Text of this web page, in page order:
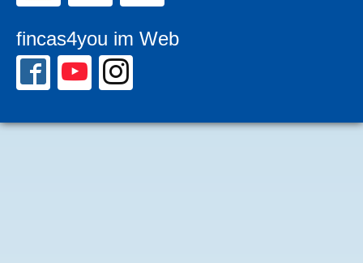
fincas4you im Web